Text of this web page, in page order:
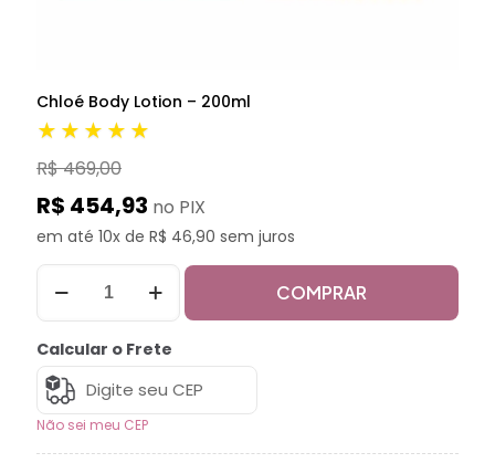
Chloé Body Lotion – 200ml
★★★★★
R$ 469,00
R$ 454,93 no PIX
em até 10x de R$ 46,90 sem juros
COMPRAR
Calcular o Frete
Não sei meu CEP